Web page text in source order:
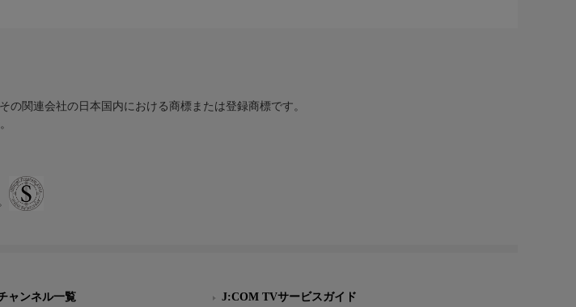
の関連会社の日本国内における商標または登録商標です。
ャンネル一覧
J:COM TVサービスガイド